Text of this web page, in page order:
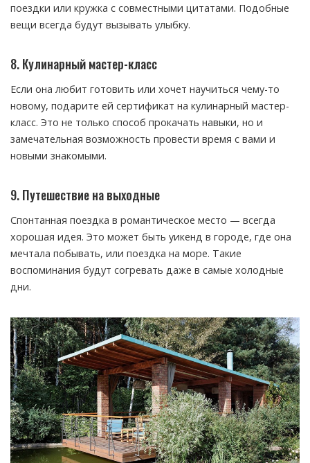
поездки или кружка с совместными цитатами. Подобные
вещи всегда будут вызывать улыбку.
8. Кулинарный мастер-класс
Если она любит готовить или хочет научиться чему-то
новому, подарите ей сертификат на кулинарный мастер-
класс. Это не только способ прокачать навыки, но и
замечательная возможность провести время с вами и
новыми знакомыми.
9. Путешествие на выходные
Спонтанная поездка в романтическое место — всегда
хорошая идея. Это может быть уикенд в городе, где она
мечтала побывать, или поездка на море. Такие
воспоминания будут согревать даже в самые холодные
дни.